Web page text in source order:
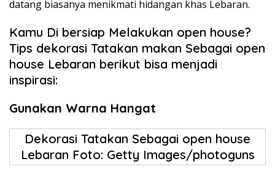
datang biasanya menikmati hidangan khas Lebaran.
Kamu Di bersiap Melakukan open house?
Tips dekorasi Tatakan makan Sebagai open
house Lebaran berikut bisa menjadi
inspirasi:
Gunakan Warna Hangat
Dekorasi Tatakan Sebagai open house
Lebaran Foto: Getty Images/photoguns